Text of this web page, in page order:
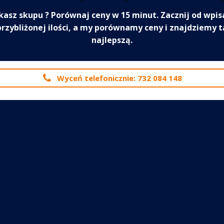
skupu ? Porównaj ceny w 15 minut. Zacznij od
ilości, a my porównamy ceny i znajdziemy
najlepszą.
Wyceń telefonicznie: 732 084 148